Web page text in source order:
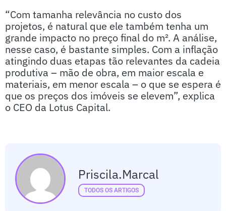
“Com tamanha relevância no custo dos
projetos, é natural que ele também tenha um
grande impacto no preço final do m². A análise,
nesse caso, é bastante simples. Com a inflação
atingindo duas etapas tão relevantes da cadeia
produtiva – mão de obra, em maior escala e
materiais, em menor escala – o que se espera é
que os preços dos imóveis se elevem”, explica
o CEO da Lotus Capital.
Priscila.marcal
TODOS OS ARTIGOS